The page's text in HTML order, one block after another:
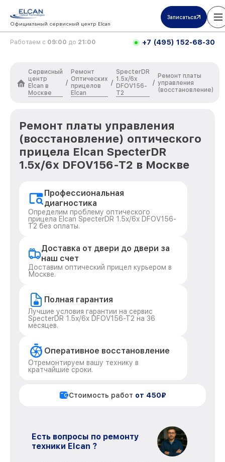
Официальный сервисный центр Elcan
Записаться
Работаем с 09:00 до 21:00 +7 (495) 152-68-30
Сервисный
центр
Elcan в
Москве
/
Ремонт
Оптических
прицелов
Elcan
/
SpecterDR
1.5x/6x
DFOV156-
T2
/
Ремонт платы
управления
(восстановление)
Ремонт платы управления
(восстановление) оптического
прицела Elcan SpecterDR
1.5x/6x DFOV156-T2 в Москве
Профессиональная
диагностика
Определим проблему оптического
прицела Elcan SpecterDR 1.5x/6x DFOV156-
T2 без оплаты.
Доставка от двери до двери за
наш счет
Доставим оптический прицел курьером в
Москве.
Полная гарантия
Лучшие условия гарантии на сервис
SpecterDR 1.5x/6x DFOV156-T2 на 36
месяцев.
Оперативное восстановление
Отремонтируем вашу технику в
кратчайшие сроки.
Стоимость работ от 450₽
Есть вопросы по ремонту
техники Elcan ?